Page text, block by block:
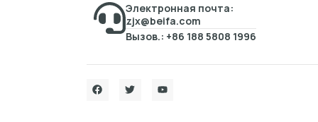
Электронная почта:
zjx@beifa.com
Вызов.: +86 188 5808 1996